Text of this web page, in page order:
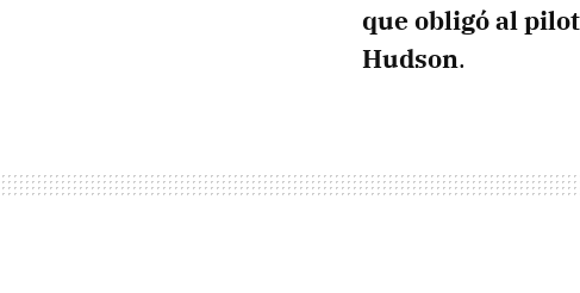
que obligó al
Hudson.